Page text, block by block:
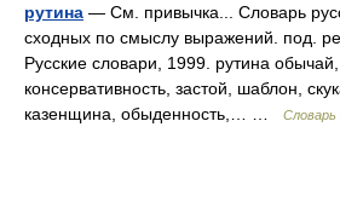
рутина — См. привычка... Словарь
сходных по смыслу выражений. под.
Русские словари, 1999. рутина обычай,
консервативность, застой, шаблон,
казенщина, обыденность,… …
Словарь